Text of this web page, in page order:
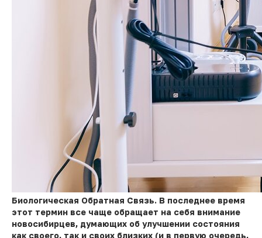
Биологическая Обратная Связь. В последнее время
этот термин все чаще обращает на себя внимание
новосибирцев, думающих об улучшении состояния
как своего, так и своих близких (и в первую очередь,